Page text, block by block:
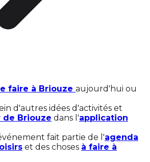
faire à Briouze aujourd'hui ou
d'autres idées d'activités et
de Briouze dans l'application
fait partie de l'agenda
et des choses à faire à